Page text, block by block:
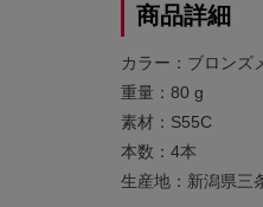
商品詳細
カラー：ブロンズ
重量：80 g
素材：S55C
本数：4本
生産地：新潟県三